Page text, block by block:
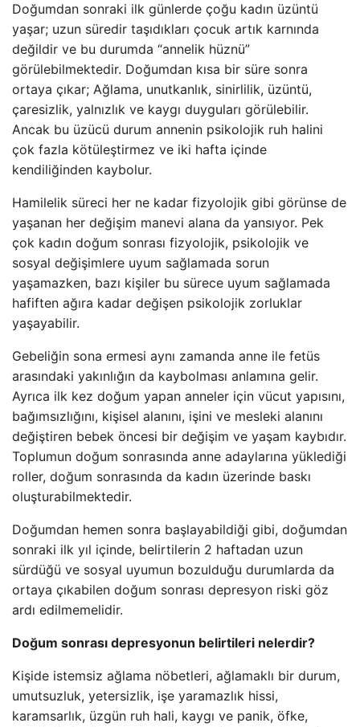
Doğumdan sonraki ilk günlerde çoğu kadın üzüntü
yaşar; uzun süredir taşıdıkları çocuk artık karnında
değildir ve bu durumda “annelik hüznü”
görülebilmektedir. Doğumdan kısa bir süre sonra
ortaya çıkar; Ağlama, unutkanlık, sinirlilik, üzüntü,
çaresizlik, yalnızlık ve kaygı duyguları görülebilir.
Ancak bu üzücü durum annenin psikolojik ruh halini
çok fazla kötüleştirmez ve iki hafta içinde
kendiliğinden kaybolur.
Hamilelik süreci her ne kadar fizyolojik gibi görünse de
yaşanan her değişim manevi alana da yansıyor. Pek
çok kadın doğum sonrası fizyolojik, psikolojik ve
sosyal değişimlere uyum sağlamada sorun
yaşamazken, bazı kişiler bu sürece uyum sağlamada
hafiften ağıra kadar değişen psikolojik zorluklar
yaşayabilir.
Gebeliğin sona ermesi aynı zamanda anne ile fetüs
arasındaki yakınlığın da kaybolması anlamına gelir.
Ayrıca ilk kez doğum yapan anneler için vücut yapısını,
bağımsızlığını, kişisel alanını, işini ve mesleki alanını
değiştiren bebek öncesi bir değişim ve yaşam kaybıdır.
Toplumun doğum sonrasında anne adaylarına yüklediği
roller, doğum sonrasında da kadın üzerinde baskı
oluşturabilmektedir.
Doğumdan hemen sonra başlayabildiği gibi, doğumdan
sonraki ilk yıl içinde, belirtilerin 2 haftadan uzun
sürdüğü ve sosyal uyumun bozulduğu durumlarda da
ortaya çıkabilen doğum sonrası depresyon riski göz
ardı edilmemelidir.
Doğum sonrası depresyonun belirtileri nelerdir?
Kişide istemsiz ağlama nöbetleri, ağlamaklı bir durum,
umutsuzluk, yetersizlik, işe yaramazlık hissi,
karamsarlık, üzgün ruh hali, kaygı ve panik, öfke,